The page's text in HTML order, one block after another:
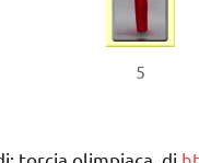
5